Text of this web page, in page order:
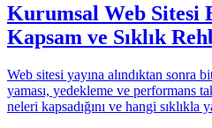
Kurumsal Web Sitesi
Kapsam ve Sıklık
Web sitesi yayına alındıktan sonra
yaması, yedekleme ve performans
neleri kapsadığını ve hangi sıklıkla